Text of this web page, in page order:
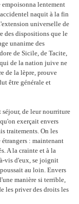
empoisonna lentement
naquit à la fin
universelle de
des dispositions que le
unanime des
de Sicile, de Tacite,
de la nation juive ne
de la lèpre, prouve
être générale et
de leur nourriture
exerçait envers
traitements. On les
: maintenant
A la crainte et à la
vis d'eux, se joignit
au loin. Envers
manière si terrible,
les priver des droits les